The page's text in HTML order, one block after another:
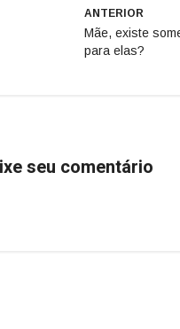
ANTERIOR
Mãe, existe
para elas?
seu comentário